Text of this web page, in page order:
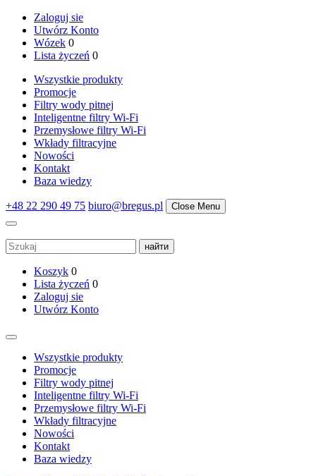
Zaloguj sie
Utwórz Konto
Wózek 0
Lista życzeń 0
Wszystkie produkty
Promocje
Filtry wody pitnej
Inteligentne filtry Wi-Fi
Przemysłowe filtry Wi-Fi
Wkłady filtracyjne
Nowości
Kontakt
Baza wiedzy
+48 22 290 49 75 biuro@bregus.pl Close Menu
Koszyk 0
Lista życzeń 0
Zaloguj sie
Utwórz Konto
Wszystkie produkty
Promocje
Filtry wody pitnej
Inteligentne filtry Wi-Fi
Przemysłowe filtry Wi-Fi
Wkłady filtracyjne
Nowości
Kontakt
Baza wiedzy